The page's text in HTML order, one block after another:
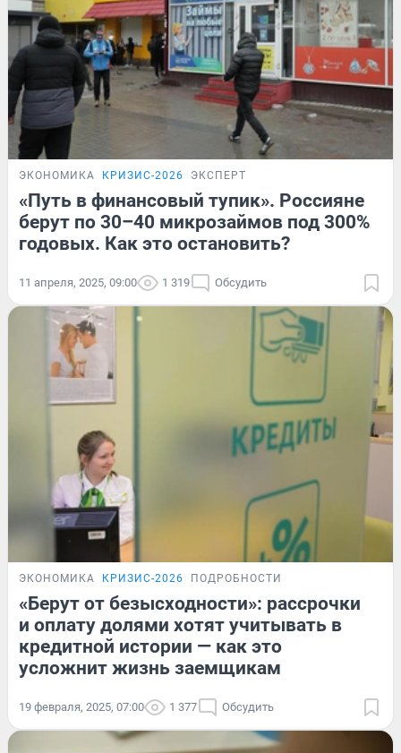
ЭКОНОМИКА КРИЗИС-2026 ЭКСПЕРТ
«Путь в финансовый тупик». Россияне
берут по 30–40 микрозаймов под 300%
годовых. Как это остановить?
11 апреля, 2025, 09:00 1 319 Обсудить
ЭКОНОМИКА КРИЗИС-2026 ПОДРОБНОСТИ
«Берут от безысходности»: рассрочки
и оплату долями хотят учитывать в
кредитной истории — как это
усложнит жизнь заемщикам
19 февраля, 2025, 07:00 1 377 Обсудить